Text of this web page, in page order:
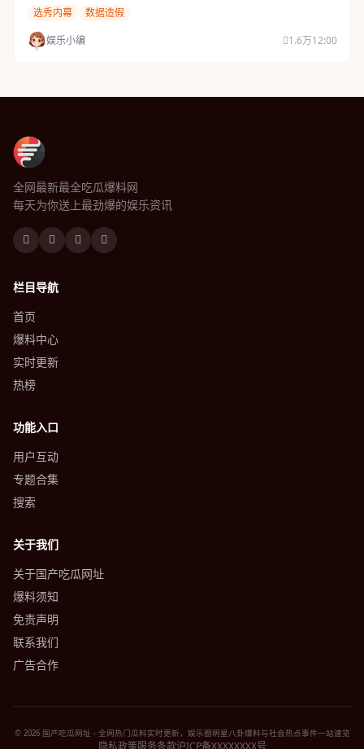
选秀内幕
数据造假
娱乐小编
1.6万12:00
全网最新最全吃瓜爆料网
每天为你送上最劲爆的娱乐资讯
栏目导航
首页
爆料中心
实时更新
热榜
功能入口
用户互动
专题合集
搜索
关于我们
关于国产吃瓜网址
爆料须知
免责声明
联系我们
广告合作
© 2026 国产吃瓜网址 - 全网热门瓜料实时更新，娱乐圈明星八卦爆料与社会热点事件一站速览
隐私政策服务条款沪ICP备XXXXXXXX号